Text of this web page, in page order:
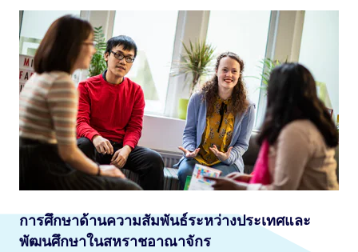
การศึกษาด้านความสัมพันธ์ระหว่างประเทศและ
พัฒนศึกษาในสหราชอาณาจักร